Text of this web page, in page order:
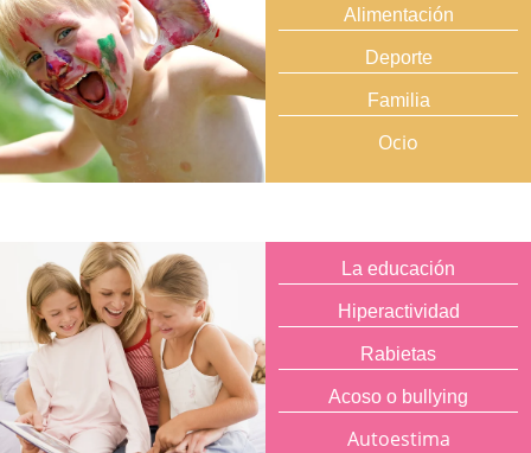
Alimentación
Deporte
Familia
Ocio
La educación
Hiperactividad
Rabietas
Acoso o bullying
Autoestima